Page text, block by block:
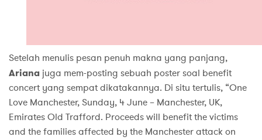
Setelah menulis pesan penuh makna yang panjang,
Ariana juga mem-posting sebuah poster soal benefit
concert yang sempat dikatakannya. Di situ tertulis, “One
Love Manchester, Sunday, 4 June – Manchester, UK,
Emirates Old Trafford. Proceeds will benefit the victims
and the families affected by the Manchester attack on